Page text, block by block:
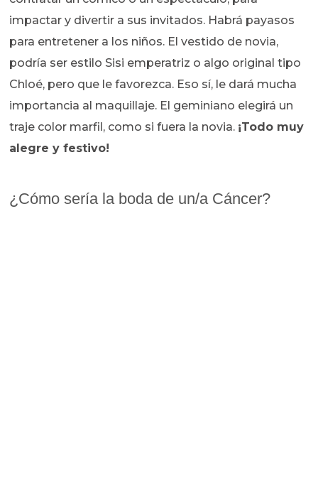
impactar y divertir a sus invitados. Habrá payasos
para entretener a los niños. El vestido de novia,
podría ser estilo Sisi emperatriz o algo original tipo
Chloé, pero que le favorezca. Eso sí, le dará mucha
importancia al maquillaje. El geminiano elegirá un
traje color marfil, como si fuera la novia. ¡Todo muy
alegre y festivo!
¿Cómo sería la boda de un/a Cáncer?